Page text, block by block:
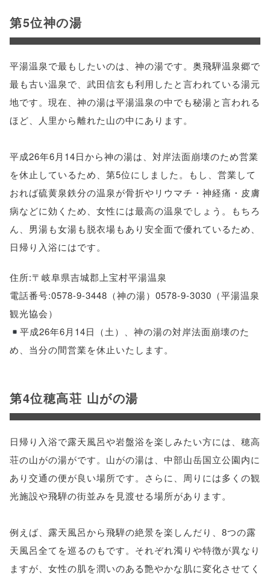
第5位神の湯
平湯温泉で最もしたいのは、神の湯です。奥飛騨温泉郷で
最も古い温泉で、武田信玄も利用したと言われている湯元
地です。現在、神の湯は平湯温泉の中でも秘湯と言われる
ほど、人里から離れた山の中にあります。
平成26年6月14日から神の湯は、対岸法面崩壊のため営業
を休止しているため、第5位にしました。もし、営業して
おれば硫黄泉鉄分の温泉が骨折やリウマチ・神経痛・皮膚
病などに効くため、女性には最高の温泉でしょう。もちろ
ん、男湯も女湯も脱衣場もあり安全面で優れているため、
日帰り入浴にはです。
住所:〒岐阜県吉城郡上宝村平湯温泉
電話番号:0578-9-3448（神の湯）0578-9-3030（平湯温泉
観光協会）
平成26年6月14日（土）、神の湯の対岸法面崩壊のた
め、当分の間営業を休止いたします。
第4位穂高荘 山がの湯
日帰り入浴で露天風呂や岩盤浴を楽しみたい方には、穂高
荘の山がの湯がです。山がの湯は、中部山岳国立公園内に
あり交通の便が良い場所です。さらに、周りには多くの観
光施設や飛騨の街並みを見渡せる場所があります。
例えば、露天風呂から飛騨の絶景を楽しんだり、8つの露
天風呂全てを巡るのもです。それぞれ濁りや特徴が異なり
ますが、女性の肌を潤いのある艶やかな肌に変化させてく